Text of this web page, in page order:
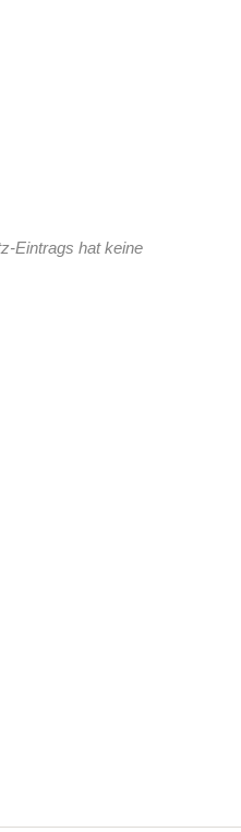
Eintrags hat keine